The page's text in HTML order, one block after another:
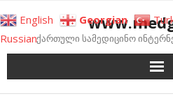
to
contentქართული სამედიცინო
English Georgian
Russian